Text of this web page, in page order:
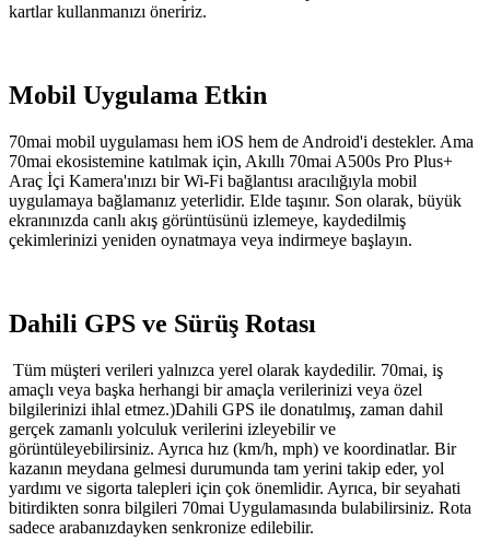
kartlar kullanmanızı öneririz.
Mobil Uygulama Etkin
70mai mobil uygulaması hem iOS hem de Android'i destekler. Ama
70mai ekosistemine katılmak için, Akıllı 70mai A500s Pro Plus+
Araç İçi Kamera'ınızı bir Wi-Fi bağlantısı aracılığıyla mobil
uygulamaya bağlamanız yeterlidir. Elde taşınır. Son olarak, büyük
ekranınızda canlı akış görüntüsünü izlemeye, kaydedilmiş
çekimlerinizi yeniden oynatmaya veya indirmeye başlayın.
Dahili GPS ve Sürüş Rotası
Tüm müşteri verileri yalnızca yerel olarak kaydedilir. 70mai, iş
amaçlı veya başka herhangi bir amaçla verilerinizi veya özel
bilgilerinizi ihlal etmez.)Dahili GPS ile donatılmış, zaman dahil
gerçek zamanlı yolculuk verilerini izleyebilir ve
görüntüleyebilirsiniz. Ayrıca hız (km/h, mph) ve koordinatlar. Bir
kazanın meydana gelmesi durumunda tam yerini takip eder, yol
yardımı ve sigorta talepleri için çok önemlidir. Ayrıca, bir seyahati
bitirdikten sonra bilgileri 70mai Uygulamasında bulabilirsiniz. Rota
sadece arabanızdayken senkronize edilebilir.